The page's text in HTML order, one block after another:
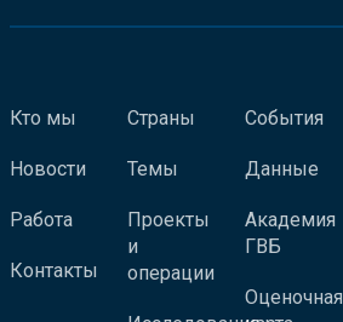
Кто мы
Новости
Работа
Контакты
Страны
Темы
Проекты
и
операции
События
Данные
Академия
ГВБ
Оценочная